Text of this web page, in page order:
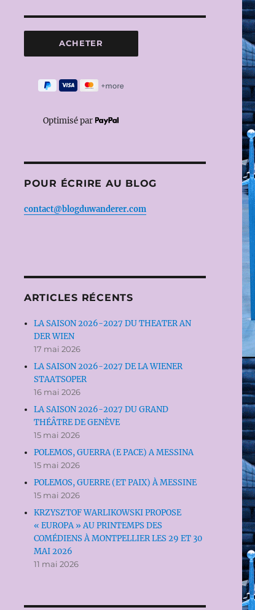
Optimisé par
POUR ÉCRIRE AU BLOG
contact@blogduwanderer.com
ARTICLES RÉCENTS
LA SAISON 2026-2027 DU THEATER AN
DER WIEN
17 mai 2026
LA SAISON 2026-2027 DE LA WIENER
STAATSOPER
16 mai 2026
LA SAISON 2026-2027 DU GRAND
THÉÂTRE DE GENÈVE
15 mai 2026
POLEMOS, GUERRA (E PACE) A MESSINA
15 mai 2026
POLEMOS, GUERRE (ET PAIX) À MESSINE
15 mai 2026
KRZYSZTOF WARLIKOWSKI PROPOSE
« EUROPA » AU PRINTEMPS DES
COMÉDIENS À MONTPELLIER LES 29 ET 30
MAI 2026
11 mai 2026